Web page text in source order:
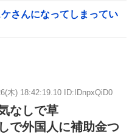
さんになってしまってい
木) 18:42:19.10 ID:IDnpxQiD0
なしで草
で外国人に補助金つ